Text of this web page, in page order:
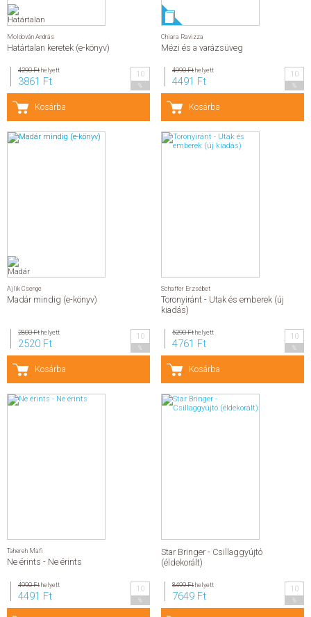
Moldován András
Határtalan keretek (e-könyv)
4290 Fthelyett
3861 Ft
10
Kosárba
Chiara Ravizza
Mézi és a varázsüveg
4990 Fthelyett
4491 Ft
10
Kosárba
Ajlik Csenge
Madár mindig (e-könyv)
2800 Fthelyett
2520 Ft
10
Kosárba
Schaffer Erzsébet
Toronyiránt - Utak és emberek (új
kiadás)
5290 Fthelyett
4761 Ft
10
Kosárba
Tahereh Mafi
Ne érints - Ne érints
4990 Fthelyett
4491 Ft
10
Star Bringer - Csillaggyújtó
(éldekorált)
8499 Fthelyett
7649 Ft
10